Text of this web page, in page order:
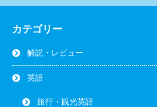
カテゴリー
解説・レビュー
英語
旅行・観光英語